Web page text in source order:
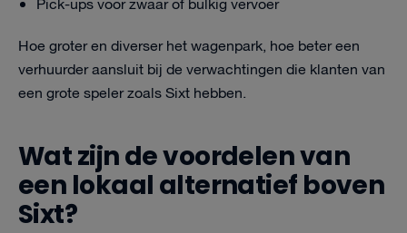
Pick-ups voor zwaar of bulkig vervoer
Hoe groter en diverser het wagenpark, hoe beter een
verhuurder aansluit bij de verwachtingen die klanten van
een grote speler zoals Sixt hebben.
Wat zijn de voordelen van
een lokaal alternatief boven
Sixt?